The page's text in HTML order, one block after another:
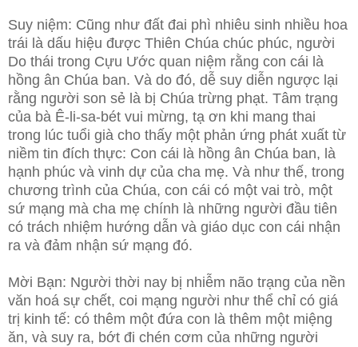
Suy niệm: Cũng như đất đai phì nhiêu sinh nhiều hoa
trái là dấu hiệu được Thiên Chúa chúc phúc, người
Do thái trong Cựu Ước quan niệm rằng con cái là
hồng ân Chúa ban. Và do đó, dễ suy diễn ngược lại
rằng người son sẻ là bị Chúa trừng phạt. Tâm trạng
của bà Ê-li-sa-bét vui mừng, tạ ơn khi mang thai
trong lúc tuổi già cho thấy một phản ứng phát xuất từ
niềm tin đích thực: Con cái là hồng ân Chúa ban, là
hạnh phúc và vinh dự của cha mẹ. Và như thế, trong
chương trình của Chúa, con cái có một vai trò, một
sứ mạng mà cha mẹ chính là những người đầu tiên
có trách nhiệm hướng dẫn và giáo dục con cái nhận
ra và đảm nhận sứ mạng đó.
Mời Bạn: Người thời nay bị nhiễm não trạng của nền
văn hoá sự chết, coi mạng người như thể chỉ có giá
trị kinh tế: có thêm một đứa con là thêm một miệng
ăn, và suy ra, bớt đi chén cơm của những người